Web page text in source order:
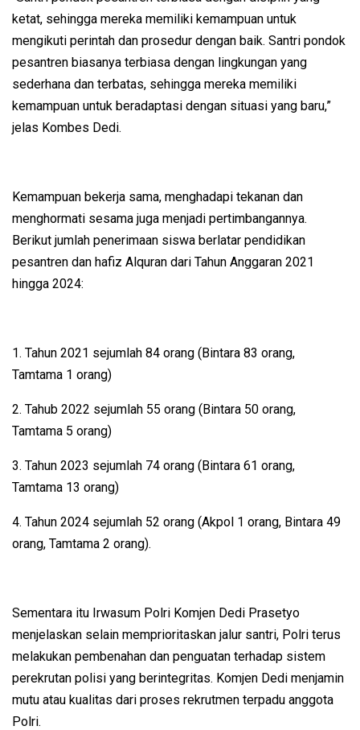
ketat, sehingga mereka memiliki kemampuan untuk
mengikuti perintah dan prosedur dengan baik. Santri pondok
pesantren biasanya terbiasa dengan lingkungan yang
sederhana dan terbatas, sehingga mereka memiliki
kemampuan untuk beradaptasi dengan situasi yang baru,”
jelas Kombes Dedi.
Kemampuan bekerja sama, menghadapi tekanan dan
menghormati sesama juga menjadi pertimbangannya.
Berikut jumlah penerimaan siswa berlatar pendidikan
pesantren dan hafiz Alquran dari Tahun Anggaran 2021
hingga 2024:
1. Tahun 2021 sejumlah 84 orang (Bintara 83 orang,
Tamtama 1 orang)
2. Tahub 2022 sejumlah 55 orang (Bintara 50 orang,
Tamtama 5 orang)
3. Tahun 2023 sejumlah 74 orang (Bintara 61 orang,
Tamtama 13 orang)
4. Tahun 2024 sejumlah 52 orang (Akpol 1 orang, Bintara 49
orang, Tamtama 2 orang).
Sementara itu Irwasum Polri Komjen Dedi Prasetyo
menjelaskan selain memprioritaskan jalur santri, Polri terus
melakukan pembenahan dan penguatan terhadap sistem
perekrutan polisi yang berintegritas. Komjen Dedi menjamin
mutu atau kualitas dari proses rekrutmen terpadu anggota
Polri.